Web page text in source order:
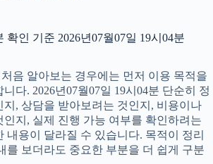
확인 기준 2026년07월07일 19시04분
음 알아보는 경우에는 먼저 이용 목적을
다. 2026년07월07일 19시04분 단순히 정
지, 상담을 받아보려는 것인지, 비용이나
지, 실제 진행 가능 여부를 확인하려는
내용이 달라질 수 있습니다. 목적이 정리
를 보더라도 중요한 부분을 더 쉽게 구분